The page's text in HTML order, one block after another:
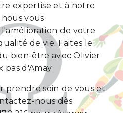
expertise et à notre
vous
de votre
de vie. Faites le
bien-être avec Olivier
pas d'Amay.
prendre soin de vous et
nous dès